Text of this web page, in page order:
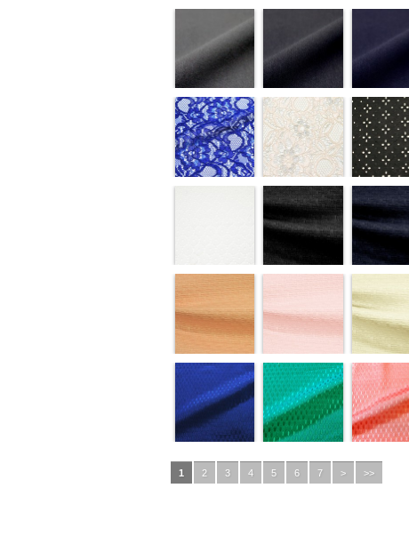
1 2 3 4 5 6 7 > >>